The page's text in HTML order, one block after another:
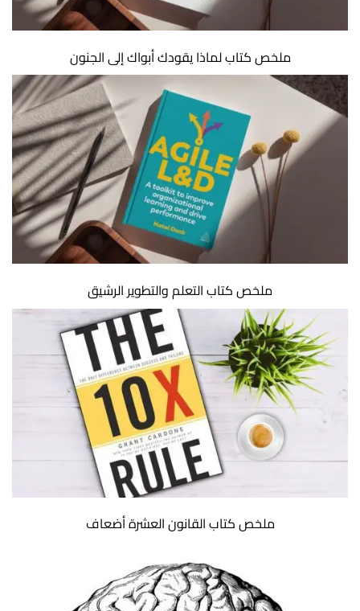
ملخص كتاب لماذا يقودك أبواك إلى الجنون
ملخص كتاب التعلم والتطوير الرشيق
ملخص كتاب القانون العشرة أضعاف